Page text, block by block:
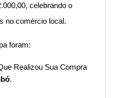
celebrando o
no comércio local.
foram:
Realizou Sua Compra
.